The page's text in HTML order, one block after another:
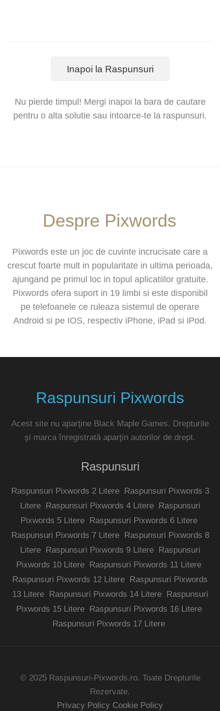
Inapoi la Raspunsuri
Nu pierde timpul! Mergi inapoi la bara de cautare
pentru o alta solutie sau intoarce-te la raspunsuri.
Despre Pixwords
Pixwords este un joc de cuvinte incrucisate care a
crescut foarte mult in popularitate in ultima perioada,
ajungand pe primul loc in topul aplicatiilor gratuite.
Pixwords ofera suport in 19 limbi si este disponibil
pe telefoanele ce ruleaza sistemul de operare
Android si pe IOS, respectiv iPhone, iPad si iPod.
Raspunsuri Pixwords
Acest site nu aparţine Black Maple Games. Drepturile
şi marca înregistrată aparţin autorilor de drept.
Raspunsuri
Raspunsuri Pixwords 2 Litere
Raspunsuri Pixwords 3
Litere
Raspunsuri Pixwords 4 Litere
Raspunsuri
Pixwords 5 Litere
Raspunsuri Pixwords 6 Litere
Raspunsuri Pixwords 7 Litere
Raspunsuri Pixwords 8
Litere
Raspunsuri Pixwords 9 Litere
Raspunsuri
Pixwords 10 Litere Raspunsuri Pixwords 11 Litere
Raspunsuri Pixwords 12 Litere Raspunsuri Pixwords
13 Litere
Raspunsuri Pixwords 14 Litere
Raspunsuri
Pixwords 15 Litere
Raspunsuri Pixwords 16 Litere
Raspunsuri Pixwords 17 Litere
© 2025 Raspunsuri-Pixwords.ro. Toate Drepturile
Rezervate.
Privacy Policy Cookie Policy